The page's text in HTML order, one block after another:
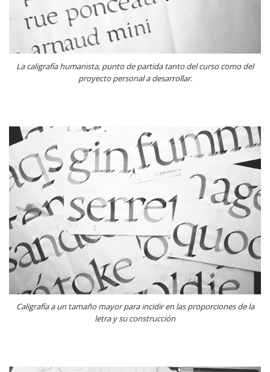
La caligrafía humanista, punto de partida tanto del curso como del
proyecto personal a desarrollar.
Caligrafía a un tamaño mayor para incidir en las proporciones de la
letra y su construcción